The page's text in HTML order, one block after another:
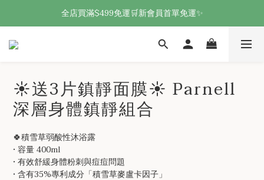
全店買滿$499免運🛒新會員首單免運✨
☀️送3片鎮靜面膜☀️ Parnell
深層身體鎮靜組合
🍀積雪草弱酸性沐浴露
• 容量 400ml
• 有效舒緩身體粉刺與痘痘問題
• 含有35%專利成分「積雪草麥盧卡因子」